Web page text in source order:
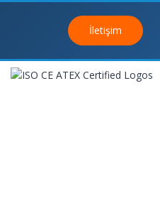
İletişim